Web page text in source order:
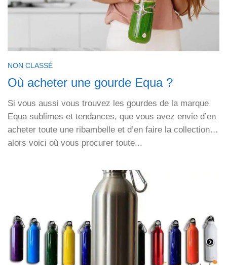
NON CLASSÉ
Où acheter une gourde Equa ?
Si vous aussi vous trouvez les gourdes de la marque
Equa sublimes et tendances, que vous avez envie d’en
acheter toute une ribambelle et d’en faire la collection…
alors voici où vous procurer toute...